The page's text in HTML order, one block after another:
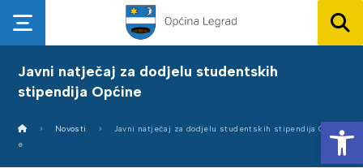
Javni natječaj za dodjelu studentskih
stipendija Općine
Novosti
Javni natječaj za dodjelu studentskih stipendija Općin
e